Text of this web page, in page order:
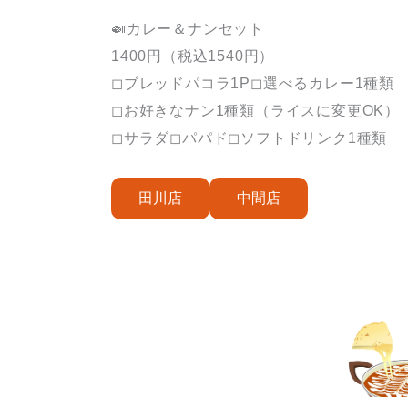
🍛カレー＆ナンセット
1400円（税込1540円）
◻︎ブレッドパコラ1P◻︎選べるカレー1種類
◻︎お好きなナン1種類（ライスに変更OK）
◻︎サラダ◻︎パパド◻︎ソフトドリンク1種類
田川店 中間店